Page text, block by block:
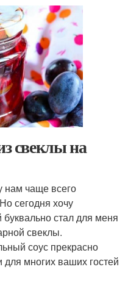
свеклы на
нам чаще всего
сегодня хочу
стал для меня
свеклы.
соус прекрасно
многих ваших гостей